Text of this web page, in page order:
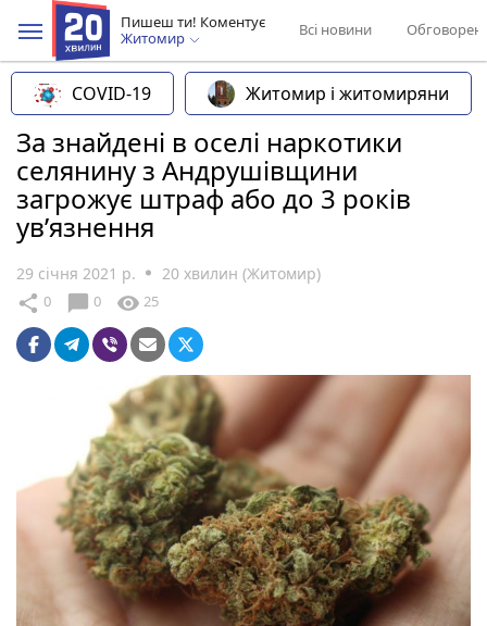
Пишеш ти! Коментує
Житомир
Всі новини
COVID-19 Житомир і житомиряни
За знайдені в оселі наркотики
селянину з Андрушівщини
загрожує штраф або до 3 років
ув’язнення
29 січня 2021 р. 20 хвилин (Житомир)
share 0 chat_bubble 0 visibility 25